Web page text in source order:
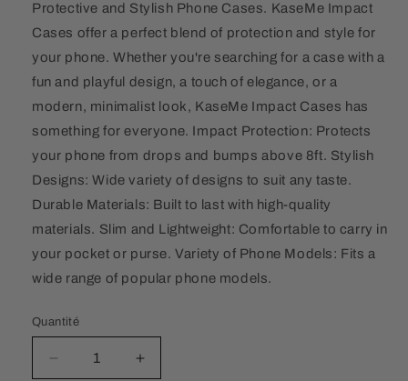
Protective and Stylish Phone Cases. KaseMe Impact
Cases offer a perfect blend of protection and style for
your phone. Whether you're searching for a case with a
fun and playful design, a touch of elegance, or a
modern, minimalist look, KaseMe Impact Cases has
something for everyone. Impact Protection: Protects
your phone from drops and bumps above 8ft. Stylish
Designs: Wide variety of designs to suit any taste.
Durable Materials: Built to last with high-quality
materials. Slim and Lightweight: Comfortable to carry in
your pocket or purse. Variety of Phone Models: Fits a
wide range of popular phone models.
Quantité
Quantité
Réduire
Augmenter